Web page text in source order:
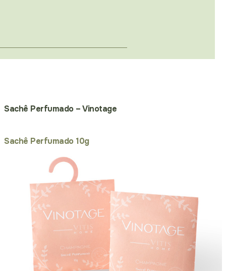
Sachê Perfumado – Vinotage
Sachê Perfumado 10g